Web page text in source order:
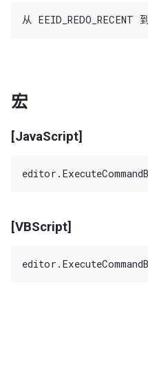
宏
[JavaScript]
[VBScript]